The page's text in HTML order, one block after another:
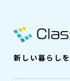
新しい暮らし